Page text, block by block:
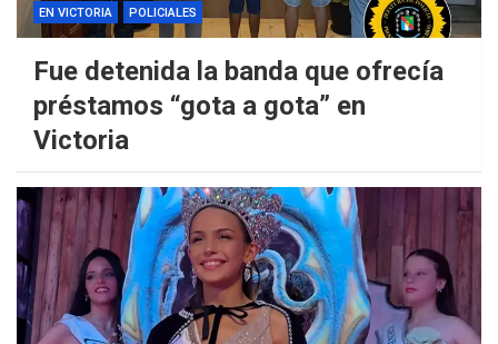
EN VICTORIA POLICIALES
Fue detenida la banda que ofrecía
préstamos “gota a gota” en
Victoria